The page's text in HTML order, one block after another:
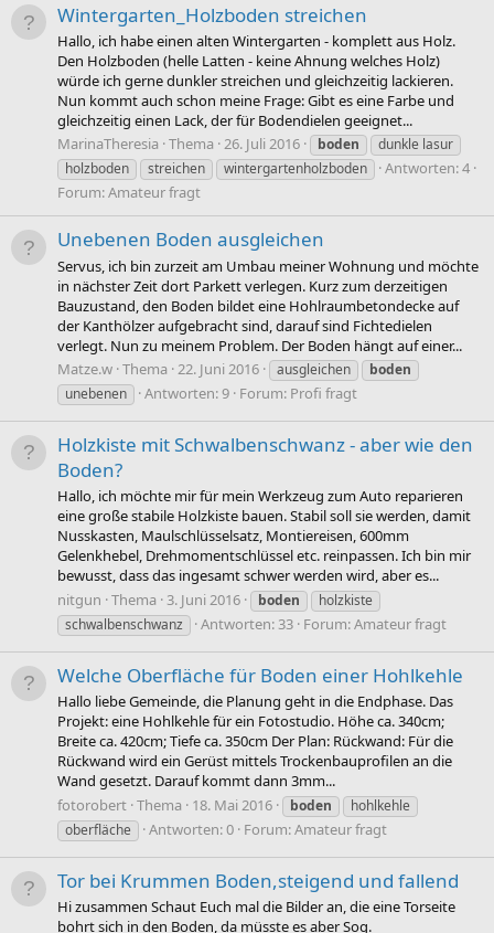
Wintergarten_Holzboden streichen
Hallo, ich habe einen alten Wintergarten - komplett aus Holz.
Den Holzboden (helle Latten - keine Ahnung welches Holz)
würde ich gerne dunkler streichen und gleichzeitig lackieren.
Nun kommt auch schon meine Frage: Gibt es eine Farbe und
gleichzeitig einen Lack, der für Bodendielen geeignet...
MarinaTheresia Thema 26. Juli 2016 boden
dunkle lasur
holzboden
streichen wintergartenholzboden
Antworten: 4
Forum:Amateur fragt
Unebenen Boden ausgleichen
Servus, ich bin zurzeit am Umbau meiner Wohnung und möchte
in nächster Zeit dort Parkett verlegen. Kurz zum derzeitigen
Bauzustand, den Boden bildet eine Hohlraumbetondecke auf
der Kanthölzer aufgebracht sind, darauf sind Fichtedielen
verlegt. Nun zu meinem Problem. Der Boden hängt auf einer...
Matze.w Thema 22. Juni 2016 ausgleichen
boden
unebenen
Antworten: 9 Forum: Profi fragt
Holzkiste mit Schwalbenschwanz - aber wie den
Boden?
Hallo, ich möchte mir für mein Werkzeug zum Auto reparieren
eine große stabile Holzkiste bauen. Stabil soll sie werden, damit
Nusskasten, Maulschlüsselsatz, Montiereisen, 600mm
Gelenkhebel, Drehmomentschlüssel etc. reinpassen. Ich bin mir
bewusst, dass das ingesamt schwer werden wird, aber es...
nitgun Thema 3. Juni 2016 boden
holzkiste
schwalbenschwanz
Antworten: 33 Forum:Amateur fragt
Welche Oberfläche für Boden einer Hohlkehle
Hallo liebe Gemeinde, die Planung geht in die Endphase. Das
Projekt: eine Hohlkehle für ein Fotostudio. Höhe ca. 340cm;
Breite ca. 420cm; Tiefe ca. 350cm Der Plan: Rückwand: Für die
Rückwand wird ein Gerüst mittels Trockenbauprofilen an die
Wand gesetzt. Darauf kommt dann 3mm...
fotorobert Thema 18. Mai 2016 boden
hohlkehle
oberfläche
Antworten: 0 Forum:Amateur fragt
Tor bei Krummen Boden,steigend und fallend
Hi zusammen Schaut Euch mal die Bilder an, die eine Torseite
bohrt sich in den Boden, da müsste es aber Sog.